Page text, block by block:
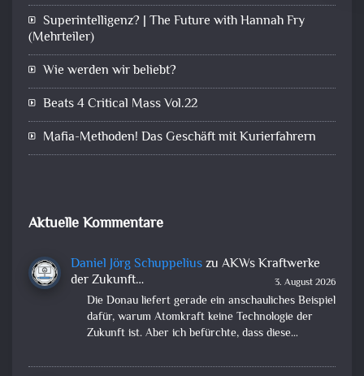
Superintelligenz? | The Future with Hannah Fry
(Mehrteiler)
Wie werden wir beliebt?
Beats 4 Critical Mass Vol.22
Mafia-Methoden! Das Geschäft mit Kurierfahrern
Aktuelle Kommentare
Daniel Jörg Schuppeliuszu AKWs Kraftwerke
der Zukunft…
3. August 2026
Die Donau liefert gerade ein anschauliches Beispiel
dafür, warum Atomkraft keine Technologie der
Zukunft ist. Aber ich befürchte, dass diese…